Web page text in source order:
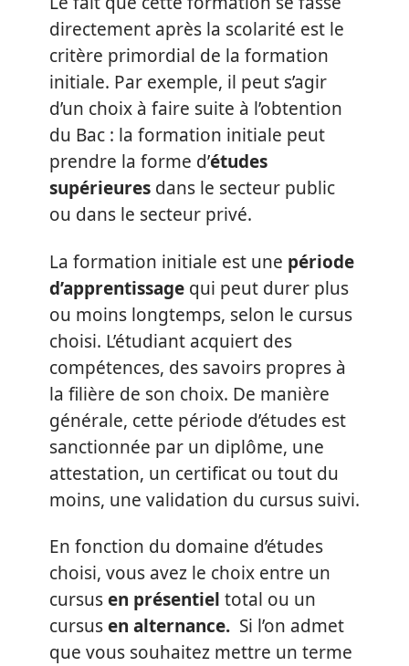
directement après la scolarité est le
critère primordial de la formation
initiale. Par exemple, il peut s’agir
d’un choix à faire suite à l’obtention
du Bac : la formation initiale peut
prendre la forme d’études
supérieures dans le secteur public
ou dans le secteur privé.
La formation initiale est une période
d’apprentissage qui peut durer plus
ou moins longtemps, selon le cursus
choisi. L’étudiant acquiert des
compétences, des savoirs propres à
la filière de son choix. De manière
générale, cette période d’études est
sanctionnée par un diplôme, une
attestation, un certificat ou tout du
moins, une validation du cursus suivi.
En fonction du domaine d’études
choisi, vous avez le choix entre un
cursusen présentiel total ou un
cursusen alternance. Si l’on admet
que vous souhaitez mettre un terme